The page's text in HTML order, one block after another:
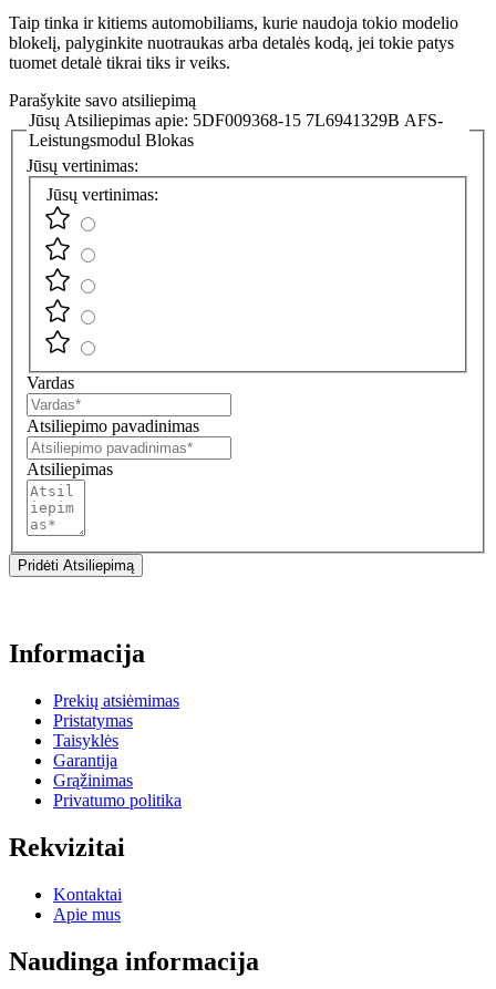
Taip tinka ir kitiems automobiliams, kurie naudoja tokio modelio
blokelį, palyginkite nuotraukas arba detalės kodą, jei tokie patys
tuomet detalė tikrai tiks ir veiks.
Parašykite savo atsiliepimą
Jūsų Atsiliepimas apie: 5DF009368-15 7L6941329B AFS-
Leistungsmodul Blokas
Jūsų vertinimas:
Jūsų vertinimas:
Vardas
Atsiliepimo pavadinimas
Atsiliepimas
Pridėti Atsiliepimą
Informacija
Prekių atsiėmimas
Pristatymas
Taisyklės
Garantija
Grąžinimas
Privatumo politika
Rekvizitai
Kontaktai
Apie mus
Naudinga informacija